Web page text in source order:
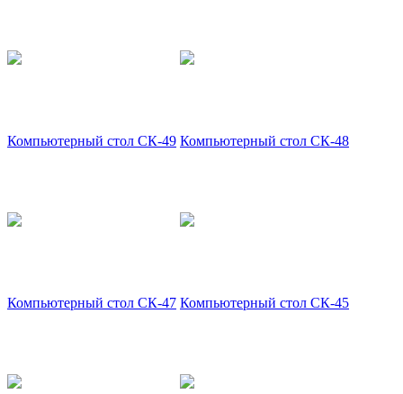
Компьютерный стол СК-49 Компьютерный стол СК-48
Компьютерный стол СК-47 Компьютерный стол СК-45